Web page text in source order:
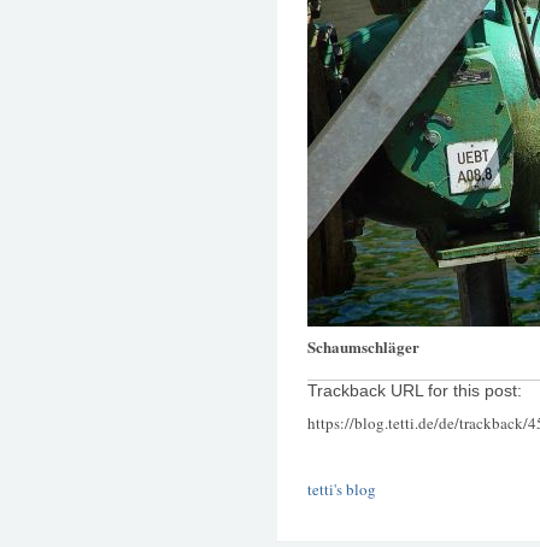
Schaumschläger
Trackback URL for this post:
https://blog.tetti.de/de/trackback/
tetti's blog